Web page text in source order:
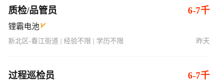
质检/品管员 6-7千
锂霸电池
新北区-春江街道 | 经验不限 | 学历不限 昨天
过程巡检员 6-7千